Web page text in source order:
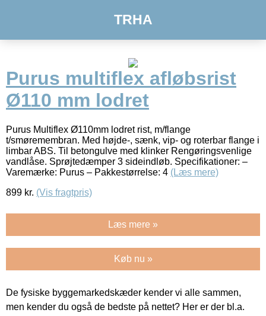
TRHA
Purus multiflex afløbsrist
Ø110 mm lodret
Purus Multiflex Ø110mm lodret rist, m/flange
t/smøremembran. Med højde-, sænk, vip- og roterbar flange i
limbar ABS. Til betongulve med klinker Rengøringsvenlige
vandlåse. Sprøjtedæmper 3 sideindløb. Specifikationer: –
Varemærke: Purus – Pakkestørrelse: 4 (Læs mere)
899 kr. (Vis fragtpris)
Læs mere »
Køb nu »
De fysiske byggemarkedskæder kender vi alle sammen,
men kender du også de bedste på nettet? Her er der bl.a.